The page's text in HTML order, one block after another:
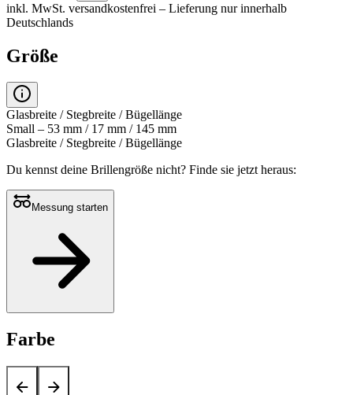
inkl. MwSt. versandkostenfrei – Lieferung nur innerhalb
Deutschlands
Größe
Glasbreite / Stegbreite / Bügellänge
Small – 53 mm / 17 mm / 145 mm
Glasbreite / Stegbreite / Bügellänge
Du kennst deine Brillengröße nicht? Finde sie jetzt heraus:
Messung starten
Farbe